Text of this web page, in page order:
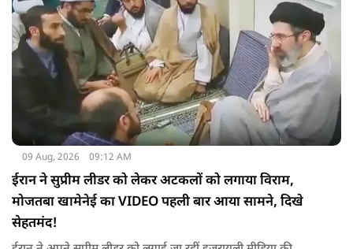
09 Aug, 2026 09:12 AM
ईरान ने सुप्रीम लीडर को लेकर अटकलों को लगाया विराम,
मोजतबा खामेनेई का VIDEO पहली बार आया सामने, दिखे
सेहतमंद!